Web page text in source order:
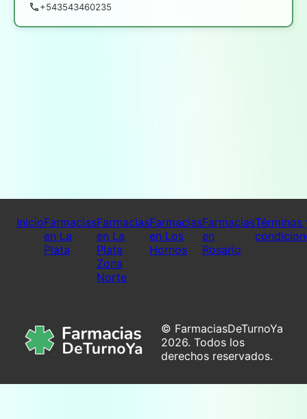
+543543460235
InicioFarmacias
en La
Plata
Farmacias
en La
Plata
Zona
Norte
Farmacias
en Los
Hornos
Farmacias
en
Rosario
Términos
© FarmaciasDeTurnoYa
2026. Todos los
derechos reservados.